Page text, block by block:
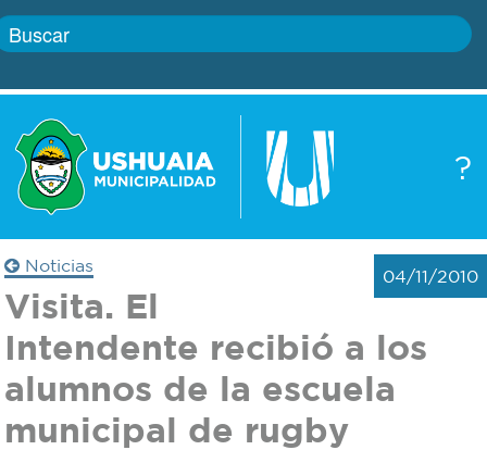
?
Boletín
Defensa
civil
Gobierno
Trámites
Transparencia
Actualidad
Noticias
04/11/2010
Visita. El
Intendente recibió a los
alumnos de la escuela
municipal de rugby